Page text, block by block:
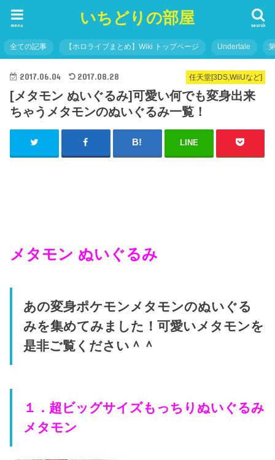
いちどりの部屋 search
menu
全ての記事 【ホロライブまとめ】Wiki トップページ Undertale
任天堂[3DS,WiiUなど]
2017.06.04 2017.08.28
[メタモン ぬいぐるみ]可愛い何でも変身出来
ちゃうメタモンのぬいぐるみ一覧！
LINE
メタモン ぬいぐるみ
あの変身ポケモンメタモンのぬいぐる
みを集めてみました！可愛いメタモンを
是非ご覧ください＾＾
１．超ビッグサイズもっちりぬいぐるみ
メタモン